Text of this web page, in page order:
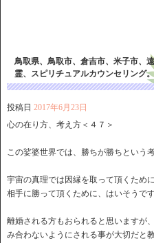
鳥取県、鳥取市、倉吉市、米子市、
霊、スピリチュアルカウンセリング。
投稿日 2017年6月23日
心の在り方、考え方＜４７＞
この娑婆世界では、勝ちが勝ちという
宇宙の真理では因縁を取って頂くため
相手に勝って頂くために、はいそうで
離婚される方もおられると思いますが
み合わないようにされる事が大切だと